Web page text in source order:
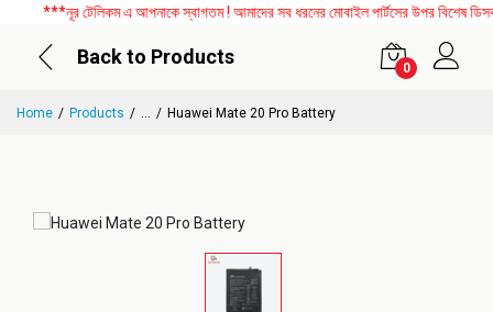
***নূর টেলিকম এ আপনাকে স্বাগতম ! আমাদের সব ধরনের মোবাইল পার্টসের উপর বিশেষ
Back to Products
0
Home Products ... Huawei Mate 20 Pro Battery